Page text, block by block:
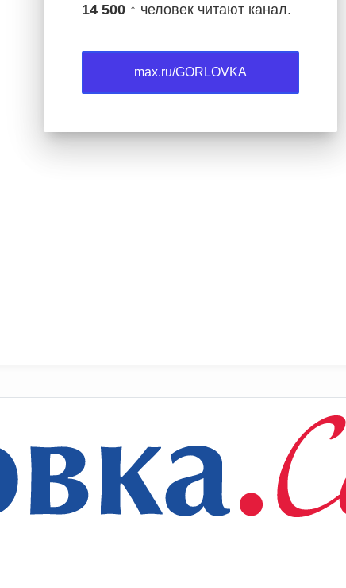
14 500 ↑ человек читают канал.
max.ru/GORLOVKA